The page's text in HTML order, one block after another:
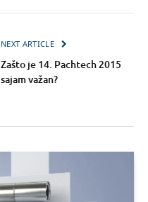
NEXT ARTICLE
Zašto je 14. Pachtech 2015
sajam važan?